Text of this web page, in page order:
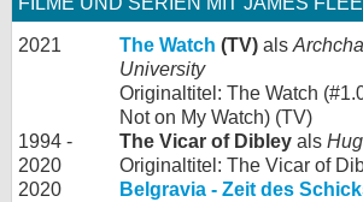
2021 The Watch (TV) als
University
Originaltitel: The Watch
Not on My Watch) (TV)
1994 -
2020
The Vicar of Dibley als
Originaltitel: The Vicar of
2020
Belgravia - Zeit des